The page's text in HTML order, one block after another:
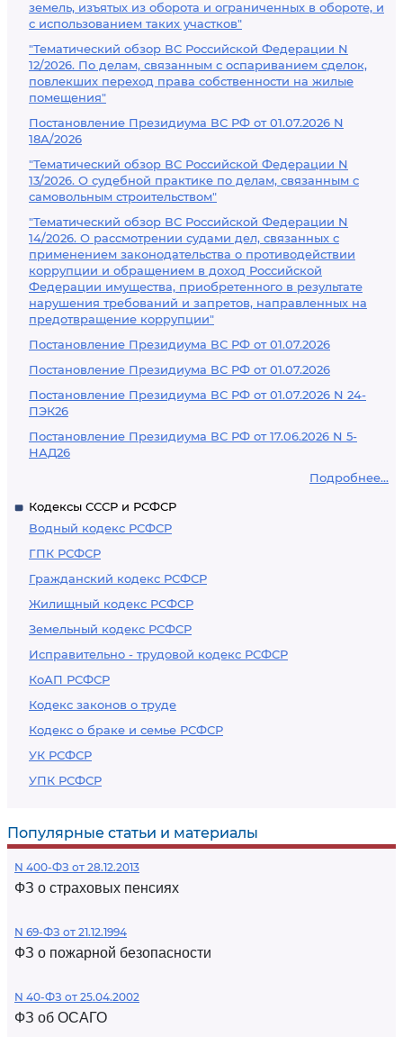
земель, изъятых из оборота и ограниченных в обороте, и
с использованием таких участков"
"Тематический обзор ВС Российской Федерации N
12/2026. По делам, связанным с оспариванием сделок,
повлекших переход права собственности на жилые
помещения"
Постановление Президиума ВС РФ от 01.07.2026 N
18А/2026
"Тематический обзор ВС Российской Федерации N
13/2026. О судебной практике по делам, связанным с
самовольным строительством"
"Тематический обзор ВС Российской Федерации N
14/2026. О рассмотрении судами дел, связанных с
применением законодательства о противодействии
коррупции и обращением в доход Российской
Федерации имущества, приобретенного в результате
нарушения требований и запретов, направленных на
предотвращение коррупции"
Постановление Президиума ВС РФ от 01.07.2026
Постановление Президиума ВС РФ от 01.07.2026
Постановление Президиума ВС РФ от 01.07.2026 N 24-
ПЭК26
Постановление Президиума ВС РФ от 17.06.2026 N 5-
НАД26
Подробнее...
Кодексы СССР и РСФСР
Водный кодекс РСФСР
ГПК РСФСР
Гражданский кодекс РСФСР
Жилищный кодекс РСФСР
Земельный кодекс РСФСР
Исправительно - трудовой кодекс РСФСР
КоАП РСФСР
Кодекс законов о труде
Кодекс о браке и семье РСФСР
УК РСФСР
УПК РСФСР
Популярные статьи и материалы
N 400-ФЗ от 28.12.2013
ФЗ о страховых пенсиях
N 69-ФЗ от 21.12.1994
ФЗ о пожарной безопасности
N 40-ФЗ от 25.04.2002
ФЗ об ОСАГО